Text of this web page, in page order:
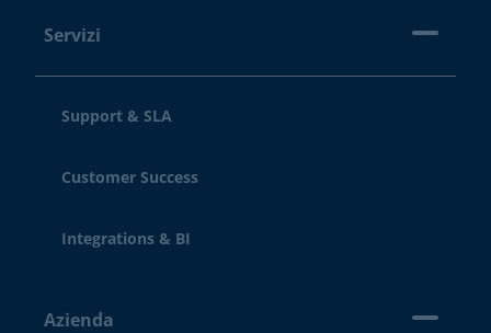
Servizi
Support & SLA
Customer Success
Integrations & BI
Azienda